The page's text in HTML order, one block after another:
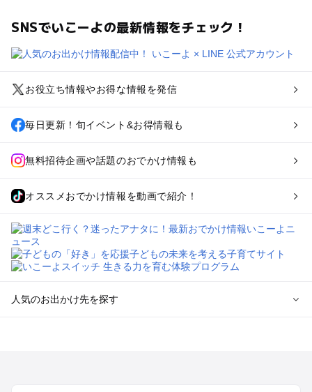
SNSでいこーよの最新情報をチェック！
お役立ち情報やお得な情報を発信
毎日更新！旬イベント&お得情報も
無料招待企画や話題のおでかけ情報も
オススメおでかけ情報を動画で紹介！
人気のお出かけ先を探す